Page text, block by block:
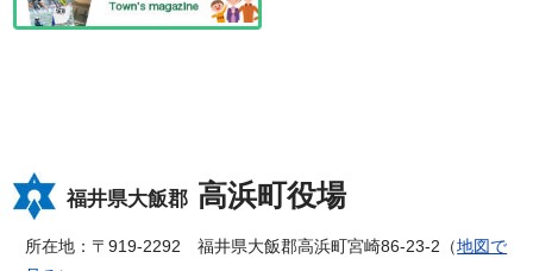
福井県大飯郡 高浜町役場
所在地：〒919-2292 福井県大飯郡高浜町宮崎86-23-2（地図で